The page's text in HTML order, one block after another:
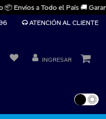
a Todo el País 🚚
ATENCIÓN AL CLIENTE
INGRESAR